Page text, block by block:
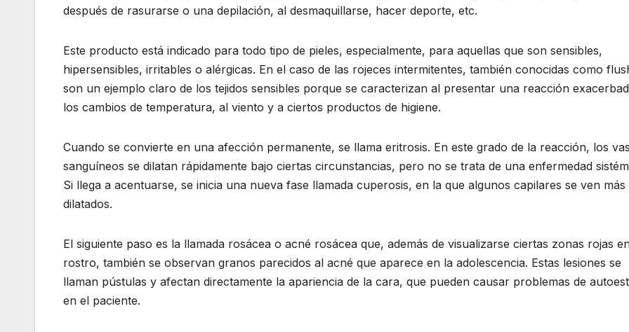
después de rasurarse o una depilación, al desmaquillarse, hacer deporte, etc.
Este producto está indicado para todo tipo de pieles, especialmente, para aquellas que son sensibles,
hipersensibles, irritables o alérgicas. En el caso de las rojeces intermitentes, también conocidas como
son un ejemplo claro de los tejidos sensibles porque se caracterizan al presentar una reacción
los cambios de temperatura, al viento y a ciertos productos de higiene.
Cuando se convierte en una afección permanente, se llama eritrosis. En este grado de la reacción, los
sanguíneos se dilatan rápidamente bajo ciertas circunstancias, pero no se trata de una enfermedad
Si llega a acentuarse, se inicia una nueva fase llamada cuperosis, en la que algunos capilares se ven más
dilatados.
El siguiente paso es la llamada rosácea o acné rosácea que, además de visualizarse ciertas zonas rojas
rostro, también se observan granos parecidos al acné que aparece en la adolescencia. Estas lesiones se
llaman pústulas y afectan directamente la apariencia de la cara, que pueden causar problemas de
en el paciente.